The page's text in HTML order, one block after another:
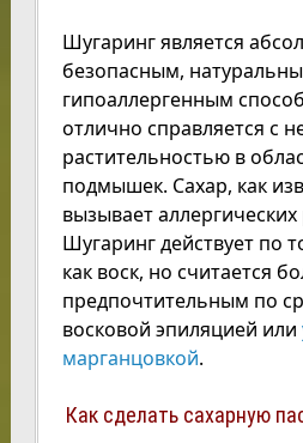
Шугаринг является
безопасным,
гипоаллергенным
отлично справляется с
растительностью в
подмышек. Сахар, как
вызывает
Шугаринг действует по
как воск, но считается
предпочтительным по
восковой эпиляцией или
марганцовкой.
Как сделать сахарную